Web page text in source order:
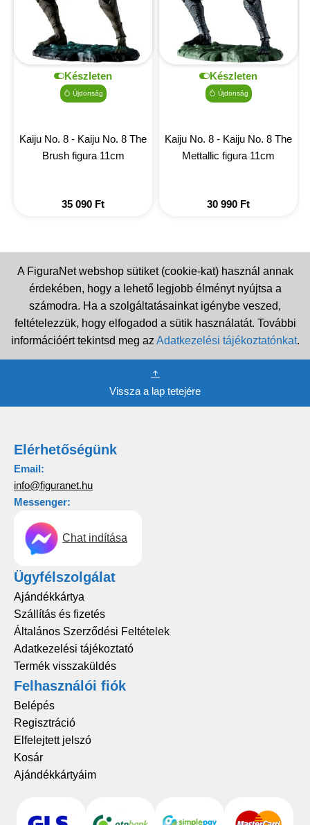
Készleten
Újdonság
Kaiju No. 8 - Kaiju No. 8 The
Brush figura 11cm
35 090 Ft
Készleten
Újdonság
Kaiju No. 8 - Kaiju No. 8 The
Mettallic figura 11cm
30 990 Ft
A FiguraNet webshop sütiket (cookie-kat) használ annak
érdekében, hogy a lehető legjobb élményt nyújtsa a
számodra. Ha a szolgáltatásainkat igénybe veszed,
feltételezzük, hogy elfogadod a sütik használatát. További
információért tekintsd meg az Adatkezelési tájékoztatónkat.
Vissza a lap tetejére
Elérhetőségünk
Email:
info@figuranet.hu
Messenger:
Chat indítása
Ügyfélszolgálat
Ajándékkártya
Szállítás és fizetés
Általános Szerződési Feltételek
Adatkezelési tájékoztató
Termék visszaküldés
Felhasználói fiók
Belépés
Regisztráció
Elfelejtett jelszó
Kosár
Ajándékkártyáim